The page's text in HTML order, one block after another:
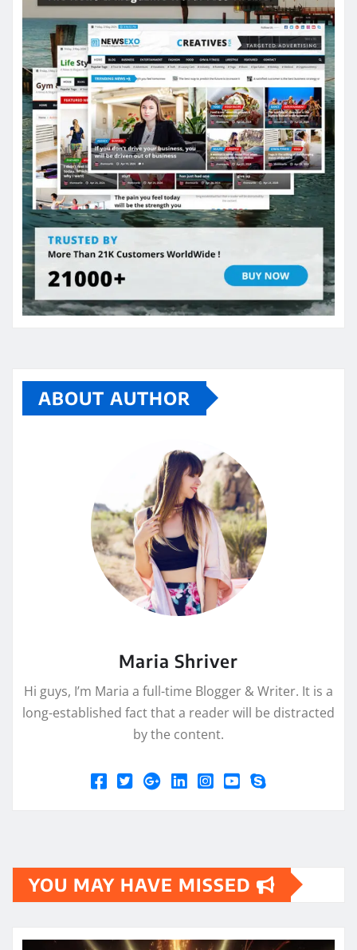
ABOUT AUTHOR
Maria Shriver
Hi guys, I’m Maria a full-time Blogger & Writer. It is a
long-established fact that a reader will be distracted
by the content.
YOU MAY HAVE MISSED